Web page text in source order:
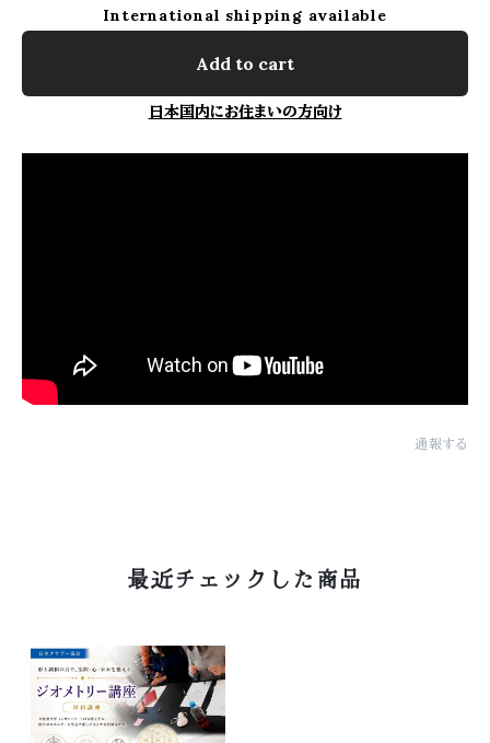
International shipping available
Add to cart
日本国内にお住まいの方向け
通報する
最近チェックした商品